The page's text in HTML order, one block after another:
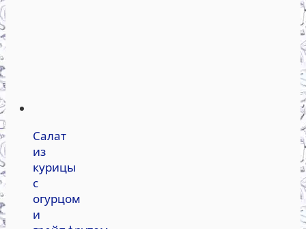
Салат
из
курицы
с
огурцом
и